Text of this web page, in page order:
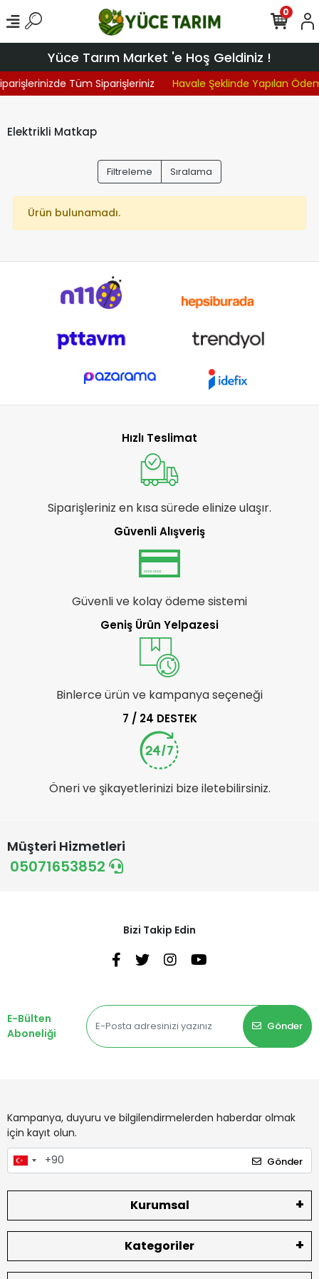
Yüce Tarım Market 'e Hoş Geldiniz !
Tüm Siparişleriniz Havale Şeklinde Yapılan
0
Elektrikli Matkap
Filtreleme Sıralama
Ürün bulunamadı.
Hızlı Teslimat
Siparişleriniz en kısa sürede elinize ulaşır.
Güvenli Alışveriş
Güvenli ve kolay ödeme sistemi
Geniş Ürün Yelpazesi
Binlerce ürün ve kampanya seçeneği
7 / 24 DESTEK
Öneri ve şikayetlerinizi bize iletebilirsiniz.
Müşteri Hizmetleri
05071653852
Bizi Takip Edin
E-Bülten
Aboneliği
Gönder
Kampanya, duyuru ve bilgilendirmelerden haberdar olmak
için kayıt olun.
Gönder
Kurumsal
Kategoriler